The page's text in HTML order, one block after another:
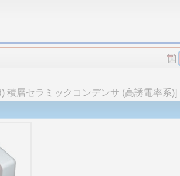
積層セラミックコンデンサ (高誘電率系)]